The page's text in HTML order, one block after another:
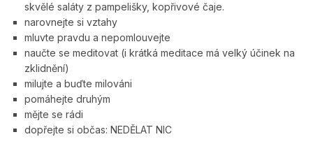
skvělé saláty z pampelišky, kopřivové čaje.
narovnejte si vztahy
mluvte pravdu a nepomlouvejte
naučte se meditovat (i krátká meditace má velký účinek na
zklidnění)
milujte a buďte milováni
pomáhejte druhým
mějte se rádi
dopřejte si občas: NEDĚLAT NIC